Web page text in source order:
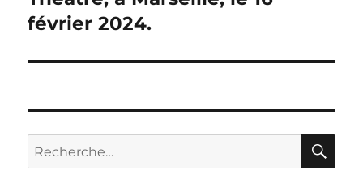
février 2024.
Recherche
pour :